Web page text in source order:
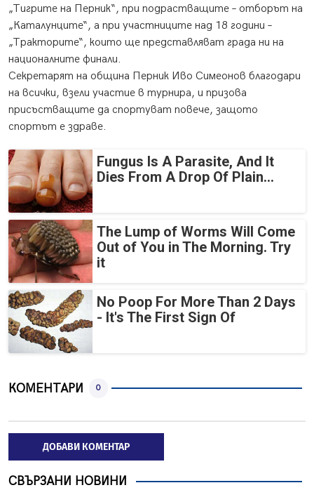
„Тигрите на Перник“, при подрастващите – отборът на
„Каталунците“, а при участниците над 18 години –
„Тракторите“, които ще представляват града ни на
националните финали.
Секретарят на община Перник Иво Симеонов благодари
на всички, взели участие в турнира, и призова
присъстващите да спортуват повече, защото
спортът е здраве.
Fungus Is A Parasite, And It
Dies From A Drop Of Plain...
The Lump of Worms Will Come
Out of You in The Morning. Try
it
No Poop For More Than 2 Days
- It's The First Sign Of
КОМЕНТАРИ 0
ДОБАВИ КОМЕНТАР
СВЪРЗАНИ НОВИНИ